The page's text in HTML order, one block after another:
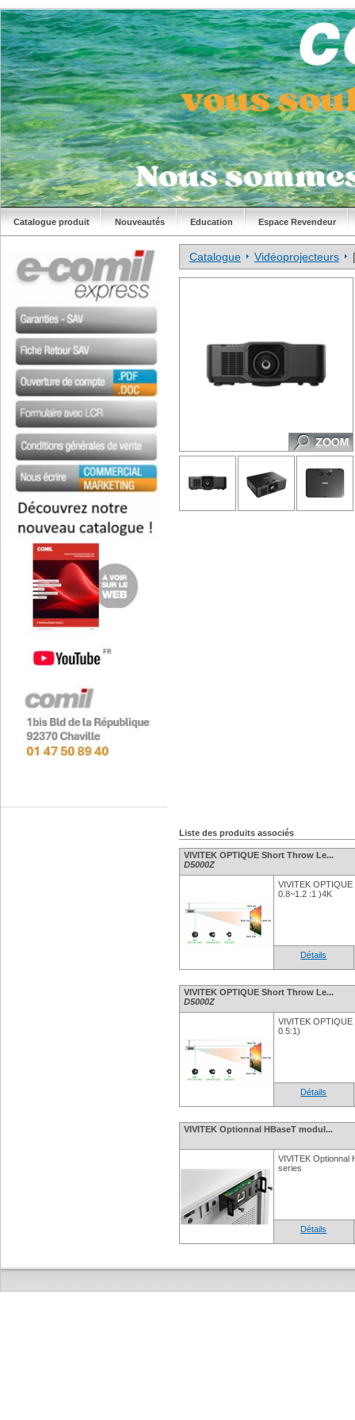
Catalogue produit Nouveautés Education Espace Revendeur
Catalogue Vidéoprojecteurs
Liste des produits associés
VIVITEK OPTIQUE Short Throw Le...
D5000Z
VIVITEK
0.8~1.2 :1 )4K
Détails
VIVITEK OPTIQUE Short Throw Le...
D5000Z
VIVITEK
0.5:1)
Détails
VIVITEK Optionnal HBaseT modul...
VIVITEK Optionnal
series
Détails